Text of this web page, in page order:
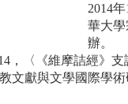
2014
華大
辦。
，〈《維摩詰經》
文獻與文學國際學